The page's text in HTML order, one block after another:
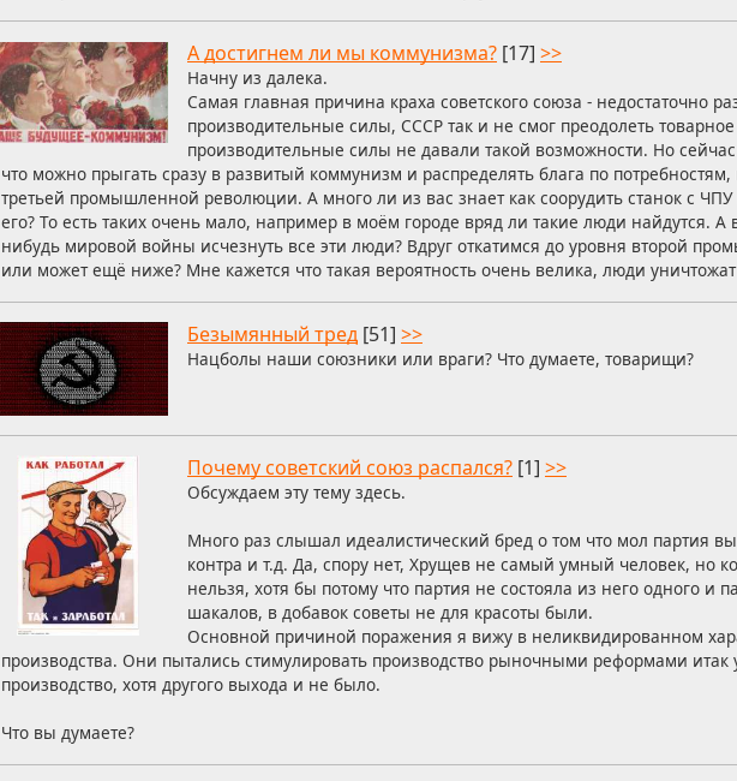
А достигнем ли мы коммунизма? [17] >>
Начну из далека.
Самая главная причина краха советского союза - недостаточно
производительные силы, СССР так и не смог преодолеть товарное
производительные силы не давали такой возможности. Но
что можно прыгать сразу в развитый коммунизм и распределять блага по потребностям,
третьей промышленной революции. А много ли из вас знает как соорудить станок с
его? То есть таких очень мало, например в моём городе вряд ли такие люди найдутся. А
нибудь мировой войны исчезнуть все эти люди? Вдруг откатимся до уровня второй
или может ещё ниже? Мне кажется что такая вероятность очень велика, люди
Безымянный тред [51] >>
Нацболы наши союзники или враги? Что думаете, товарищи?
Почему советский союз распался? [1] >>
Обсуждаем эту тему здесь.
Много раз слышал идеалистический бред о том что мол партия
контра и т.д. Да, спору нет, Хрущев не самый умный человек, но
нельзя, хотя бы потому что партия не состояла из него одного и
шакалов, в добавок советы не для красоты были.
Основной причиной поражения я вижу в неликвидированном
производства. Они пытались стимулировать производство рыночными реформами итак
производство, хотя другого выхода и не было.
Что вы думаете?